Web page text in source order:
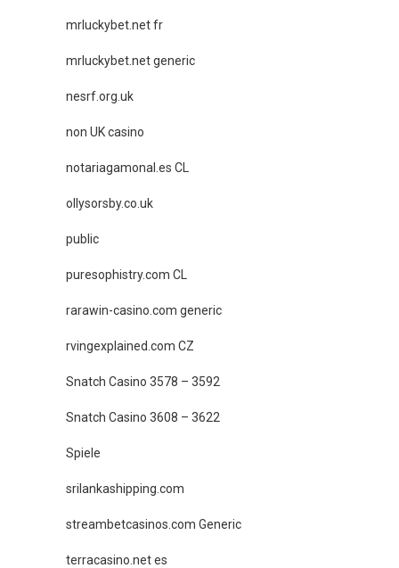
mrluckybet.net fr
mrluckybet.net generic
nesrf.org.uk
non UK casino
notariagamonal.es CL
ollysorsby.co.uk
public
puresophistry.com CL
rarawin-casino.com generic
rvingexplained.com CZ
Snatch Casino 3578 – 3592
Snatch Casino 3608 – 3622
Spiele
srilankashipping.com
streambetcasinos.com Generic
terracasino.net es